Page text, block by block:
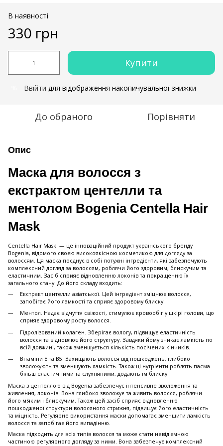
В наявності
330 грн
Купити
Ввійти для відображення накопичувальної знижки
До обраного Порівняти
Опис
Маска для волосся з
екстрактом центелли та
ментолом Bogenia Centella Hair
Mask
Centella Hair Mask — це інноваційний продукт українського бренду
Bogenia, відомого своєю високоякісною косметикою для догляду за
волоссям. Ця маска поєднує в собі потужні інгредієнти, які забезпечують
комплексний догляд за волоссям, роблячи його здоровим, блискучим та
еластичним.​ Засіб сприяє відновленню локонів та покращенню їх
загального стану. До його складу входить:
Екстракт центелли азіатської. Цей інгредієнт зміцнює волосся,
запобігає його ламкості та сприяє здоровому блиску. ​
Ментол. Надає відчуття свіжості, стимулює кровообіг у шкірі голови, що
сприяє здоровому росту волосся.​
Гідролізований колаген. Зберігає вологу, підвищує еластичність
волосся та відновлює його структуру.​ Завдяки йому зникає ламкість по
всій довжині, також зменшується кількість посічених кінчиків.
Вітаміни E та B5. Захищають волосся від пошкоджень, глибоко
зволожують та зменшують ламкість.​ Також ці нутрієнти роблять пасма
більш еластичними та слухняними, додають їм блиску.
Маска з центеллою від Bogenia забезпечує інтенсивне зволоження та
живлення, локонів. Вона глибоко зволожує та живить волосся, роблячи
його м'яким і блискучим.​ Також цей засіб сприяє відновленню
пошкодженої структури волосяного стрижня, підвищує його еластичність
та міцність.​ Регулярне використання маски допомагає зменшити ламкість
волосся та запобігає його випадінню.​
Маска підходить для всіх типів волосся та може стати невід'ємною
частиною регулярного догляду за ними. Вона забезпечує комплексний